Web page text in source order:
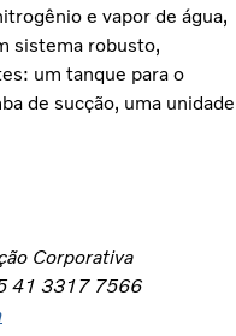
e vapor de água,
sistema robusto,
um tanque para o
de sucção, uma unidade
Corporativa
41 3317 7566